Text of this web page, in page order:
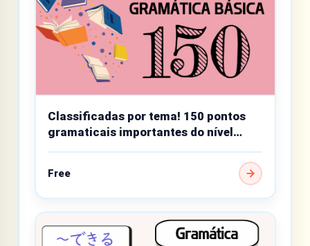
Classificadas por tema! 150 pontos
gramaticais importantes do nível
Free